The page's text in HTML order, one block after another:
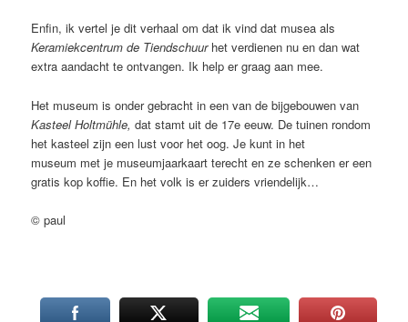
Enfin, ik vertel je dit verhaal om dat ik vind dat musea als
Keramiekcentrum de Tiendschuurhet verdienen nu en dan wat
extra aandacht te ontvangen. Ik help er graag aan mee.
Het museum is onder gebracht in een van de bijgebouwen van
Kasteel Holtmühle, dat stamt uit de 17e eeuw. De tuinen rondom
het kasteel zijn een lust voor het oog. Je kunt in het
museum met je museumjaarkaart terecht en ze schenken er een
gratis kop koffie. En het volk is er zuiders vriendelijk…
© paul